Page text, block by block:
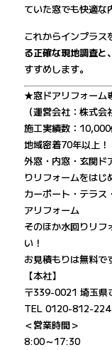
ていた窓でも快適な
これからインプラス
る正確な現地調査と
すすめします。
★窓ドアリフォーム
（運営会社：株式
施工実績数：
地域密着70年以上！
外窓・内窓・玄関ド
りリフォームをはじ
カーポート・テラス
アリフォーム
そのほか水回りリフ
い！
お見積もりは無料で
【本社】
〒339-0021 埼玉県
TEL 0120-812-224
＜営業時間＞
8:00～17:30